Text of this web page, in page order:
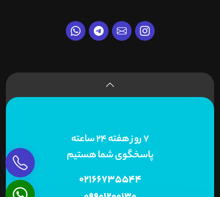
7 روز هفته 24 ساعته
پاسخگوی شما هستیم
02166735544